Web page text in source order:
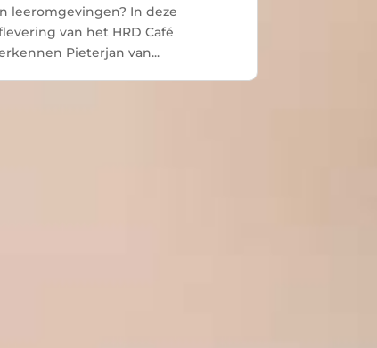
leeromgevingen? In deze
van het HRD Café
Pieterjan van...